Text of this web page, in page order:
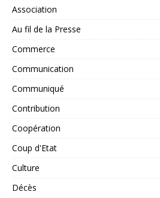
Association
Au fil de la Presse
Commerce
Communication
Communiqué
Contribution
Coopération
Coup d'Etat
Culture
Décès